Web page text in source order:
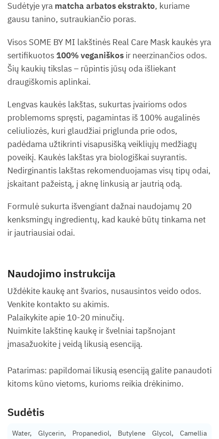
Sudėtyje yra matcha arbatos ekstrakto, kuriame
gausu tanino, sutraukiančio poras.
Visos SOME BY MI lakštinės Real Care Mask kaukės yra
sertifikuotos 100% veganiškos ir neerzinančios odos.
Šių kaukių tikslas – rūpintis jūsų oda išliekant
draugiškomis aplinkai.
Lengvas kaukės lakštas, sukurtas įvairioms odos
problemoms spręsti, pagamintas iš 100% augalinės
celiuliozės, kuri glaudžiai priglunda prie odos,
padėdama užtikrinti visapusišką veikliųjų medžiagų
poveikį. Kaukės lakštas yra biologiškai suyrantis.
Nedirginantis lakštas rekomenduojamas visų tipų odai,
įskaitant pažeistą, į aknę linkusią ar jautrią odą.
Formulė sukurta išvengiant dažnai naudojamų 20
kenksmingų ingredientų, kad kaukė būtų tinkama net
ir jautriausiai odai.
Naudojimo instrukcija
Uždėkite kaukę ant švarios, nusausintos veido odos.
Venkite kontakto su akimis.
Palaikykite apie 10-20 minučių.
Nuimkite lakštinę kaukę ir švelniai tapšnojant
įmasažuokite į veidą likusią esenciją.
Patarimas: papildomai likusią esenciją galite panaudoti
kitoms kūno vietoms, kurioms reikia drėkinimo.
Sudėtis
Water, Glycerin, Propanediol, Butylene Glycol, Camellia